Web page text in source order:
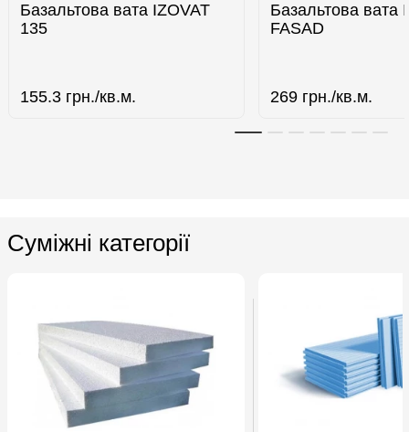
Базальтова вата IZOVAT
135
155.3 грн./кв.м.
Базальтова вата
FASAD
269 грн./кв.м.
Суміжні категорії